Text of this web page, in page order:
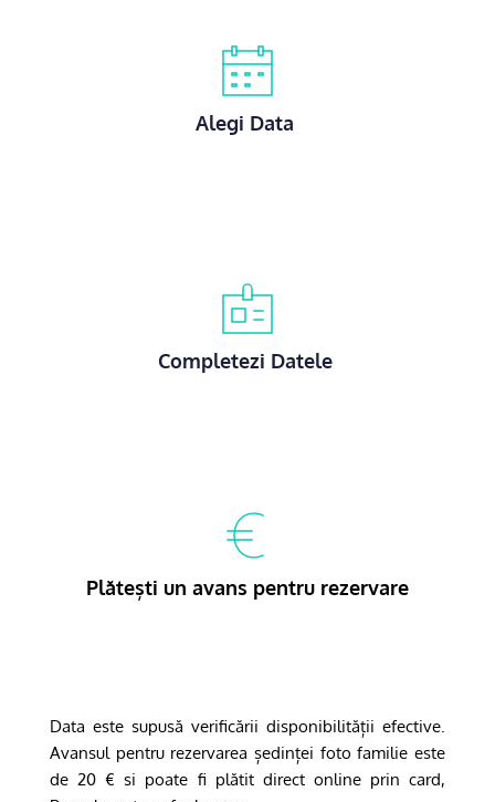
Alegi Data
Completezi Datele
Plătești un avans pentru rezervare
Data este supusă verificării disponibilității efective.
Avansul pentru rezervarea ședinței foto familie este
de 20 € si poate fi plătit direct online prin card,